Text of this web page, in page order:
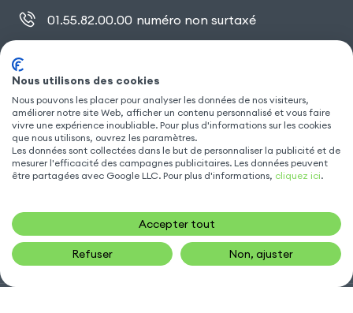
01.55.82.00.00 numéro non surtaxé
SUIVEZ NOUS
Nous utilisons des cookies
Nous pouvons les placer pour analyser les données de nos visiteurs,
améliorer notre site Web, afficher un contenu personnalisé et vous faire
vivre une expérience inoubliable. Pour plus d'informations sur les cookies
que nous utilisons, ouvrez les paramètres.
Les données sont collectées dans le but de personnaliser la publicité et de
mesurer l'efficacité des campagnes publicitaires. Les données peuvent
être partagées avec Google LLC. Pour plus d'informations, cliquez ici.
Accepter tout
Refuser Non, ajuster